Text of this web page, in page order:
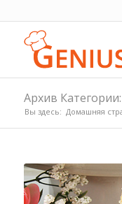
Архив Категории:
Вы здесь: Домашняя